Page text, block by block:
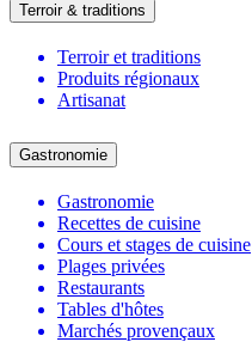
Terroir & traditions
Terroir et traditions
Produits régionaux
Artisanat
Gastronomie
Gastronomie
Recettes de cuisine
Cours et stages de cuisine
Plages privées
Restaurants
Tables d'hôtes
Marchés provençaux